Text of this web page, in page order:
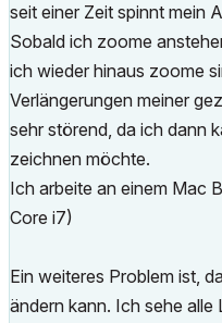
seit einer Zeit spinnt mein
Sobald ich zoome
ich wieder hinaus zoome
Verlängerungen meiner
sehr störend, da ich dann
zeichnen möchte.
Ich arbeite an einem Mac
Core i7)
Ein weiteres Problem ist,
ändern kann. Ich sehe alle